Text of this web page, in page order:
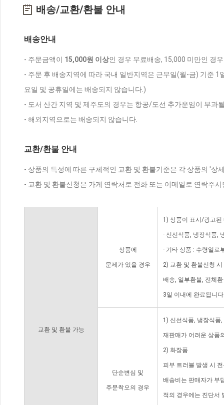
배송/교환/환불 안내
배송안내
- 주문금액이 15,000원 이상인 경우 무료배송, 15,000 미만인 경
- 주문 후 배송지역에 따라 국내 일반지역은 근무일(월-금) 기준
요일 및 공휴일에는 배송되지 않습니다.)
- 도서 산간 지역 및 제주도의 경우는 항공/도선 추가운임이 부과
- 해외지역으로는 배송되지 않습니다.
교환/환불 안내
- 상품의 특성에 따른 구체적인 교환 및 환불기준은 각 상품의 '상
- 교환 및 환불신청은 가게 연락처로 전화 또는 이메일로 연락주
교환 및 환불 가능
상품에
문제가 있을 경우
1) 상품이 표시/광고된
- 신선식품, 냉장식품,
- 기타 상품 : 수령일로
2) 교환 및 환불신청
배송, 일부환불, 전체
3일 이내에 완료됩니
단순변심 및
주문착오의 경우
1) 신선식품, 냉장식품
재판매가 어려운 상품
2) 화장품
피부 트러블 발생 시
배송비는 판매자가 부
적의 경우에는 진단서